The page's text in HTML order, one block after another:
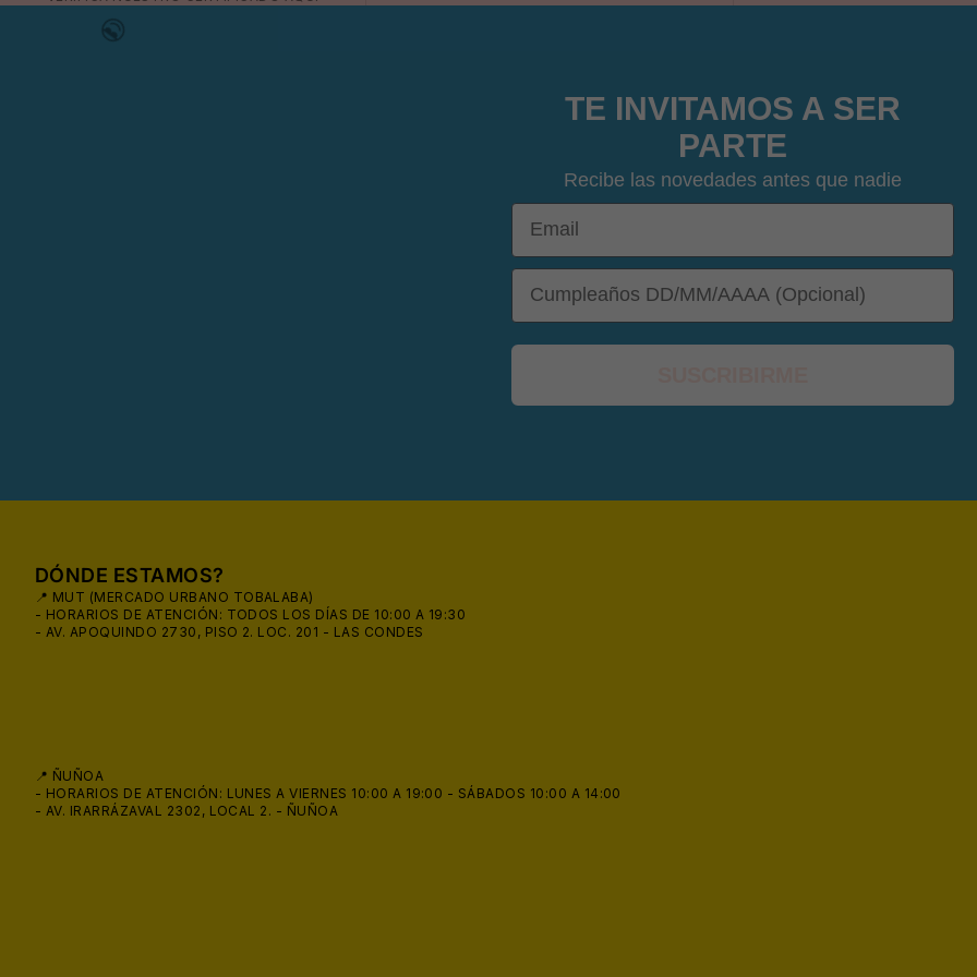
TE INVITAMOS A SER
PARTE
Recibe las novedades antes que nadie
Email
DOB
DÓNDE ESTAMOS?
📍 MUT (MERCADO URBANO TOBALABA)
- HORARIOS DE ATENCIÓN: TODOS LOS DÍAS DE 10:00 A 19:30
- AV. APOQUINDO 2730, PISO 2. LOC. 201 - LAS CONDES
📍 ÑUÑOA
- HORARIOS DE ATENCIÓN: LUNES A VIERNES 10:00 A 19:00 - SÁBADOS 10:00 A 14:00
- AV. IRARRÁZAVAL 2302, LOCAL 2. - ÑUÑOA
😎